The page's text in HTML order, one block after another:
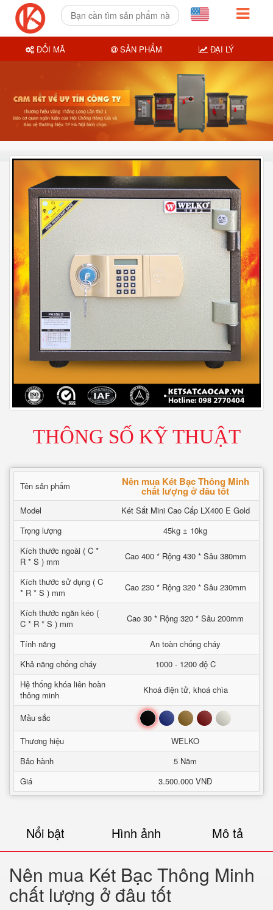
THÔNG SỐ KỸ THUẬT
Tên sản phẩm Nên mua Két Bạc Thông Minh
chất lượng ở đâu tốt
Model
Két Sắt Mini Cao Cấp LX400 E Gold
Trọng lượng
45kg ± 10kg
Kích thước ngoài ( C *
R * S ) mm
Cao 400 * Rộng 430 * Sâu 380mm
Kích thước sử dụng ( C
* R * S ) mm
Cao 230 * Rộng 320 * Sâu 230mm
Kích thước ngăn kéo (
C * R * S ) mm
Cao 30 * Rộng 320 * Sâu 200mm
Tính năng
An toàn chống cháy
Khả năng chống cháy
1000 - 1200 độ C
Hệ thống khóa liên hoàn
thông minh
Khoá điện tử, khoá chìa
Mầu sắc Đen Xanh Nâu Đỏ Trắng
Thương hiệu
WELKO
Bảo hành
5 Năm
Giá
3.500.000 VNĐ
Nổi bật Hình ảnh Mô tả
Nên mua Két Bạc Thông Minh
chất lượng ở đâu tốt
ĐỔI MÃ SẢN PHẨM ĐẠI LÝ